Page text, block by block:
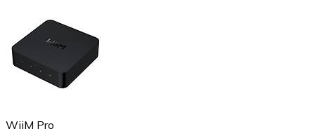
WiiM Pro